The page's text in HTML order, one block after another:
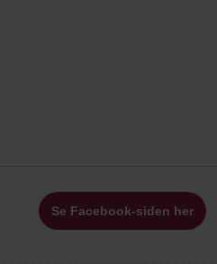
Se Facebook-siden her